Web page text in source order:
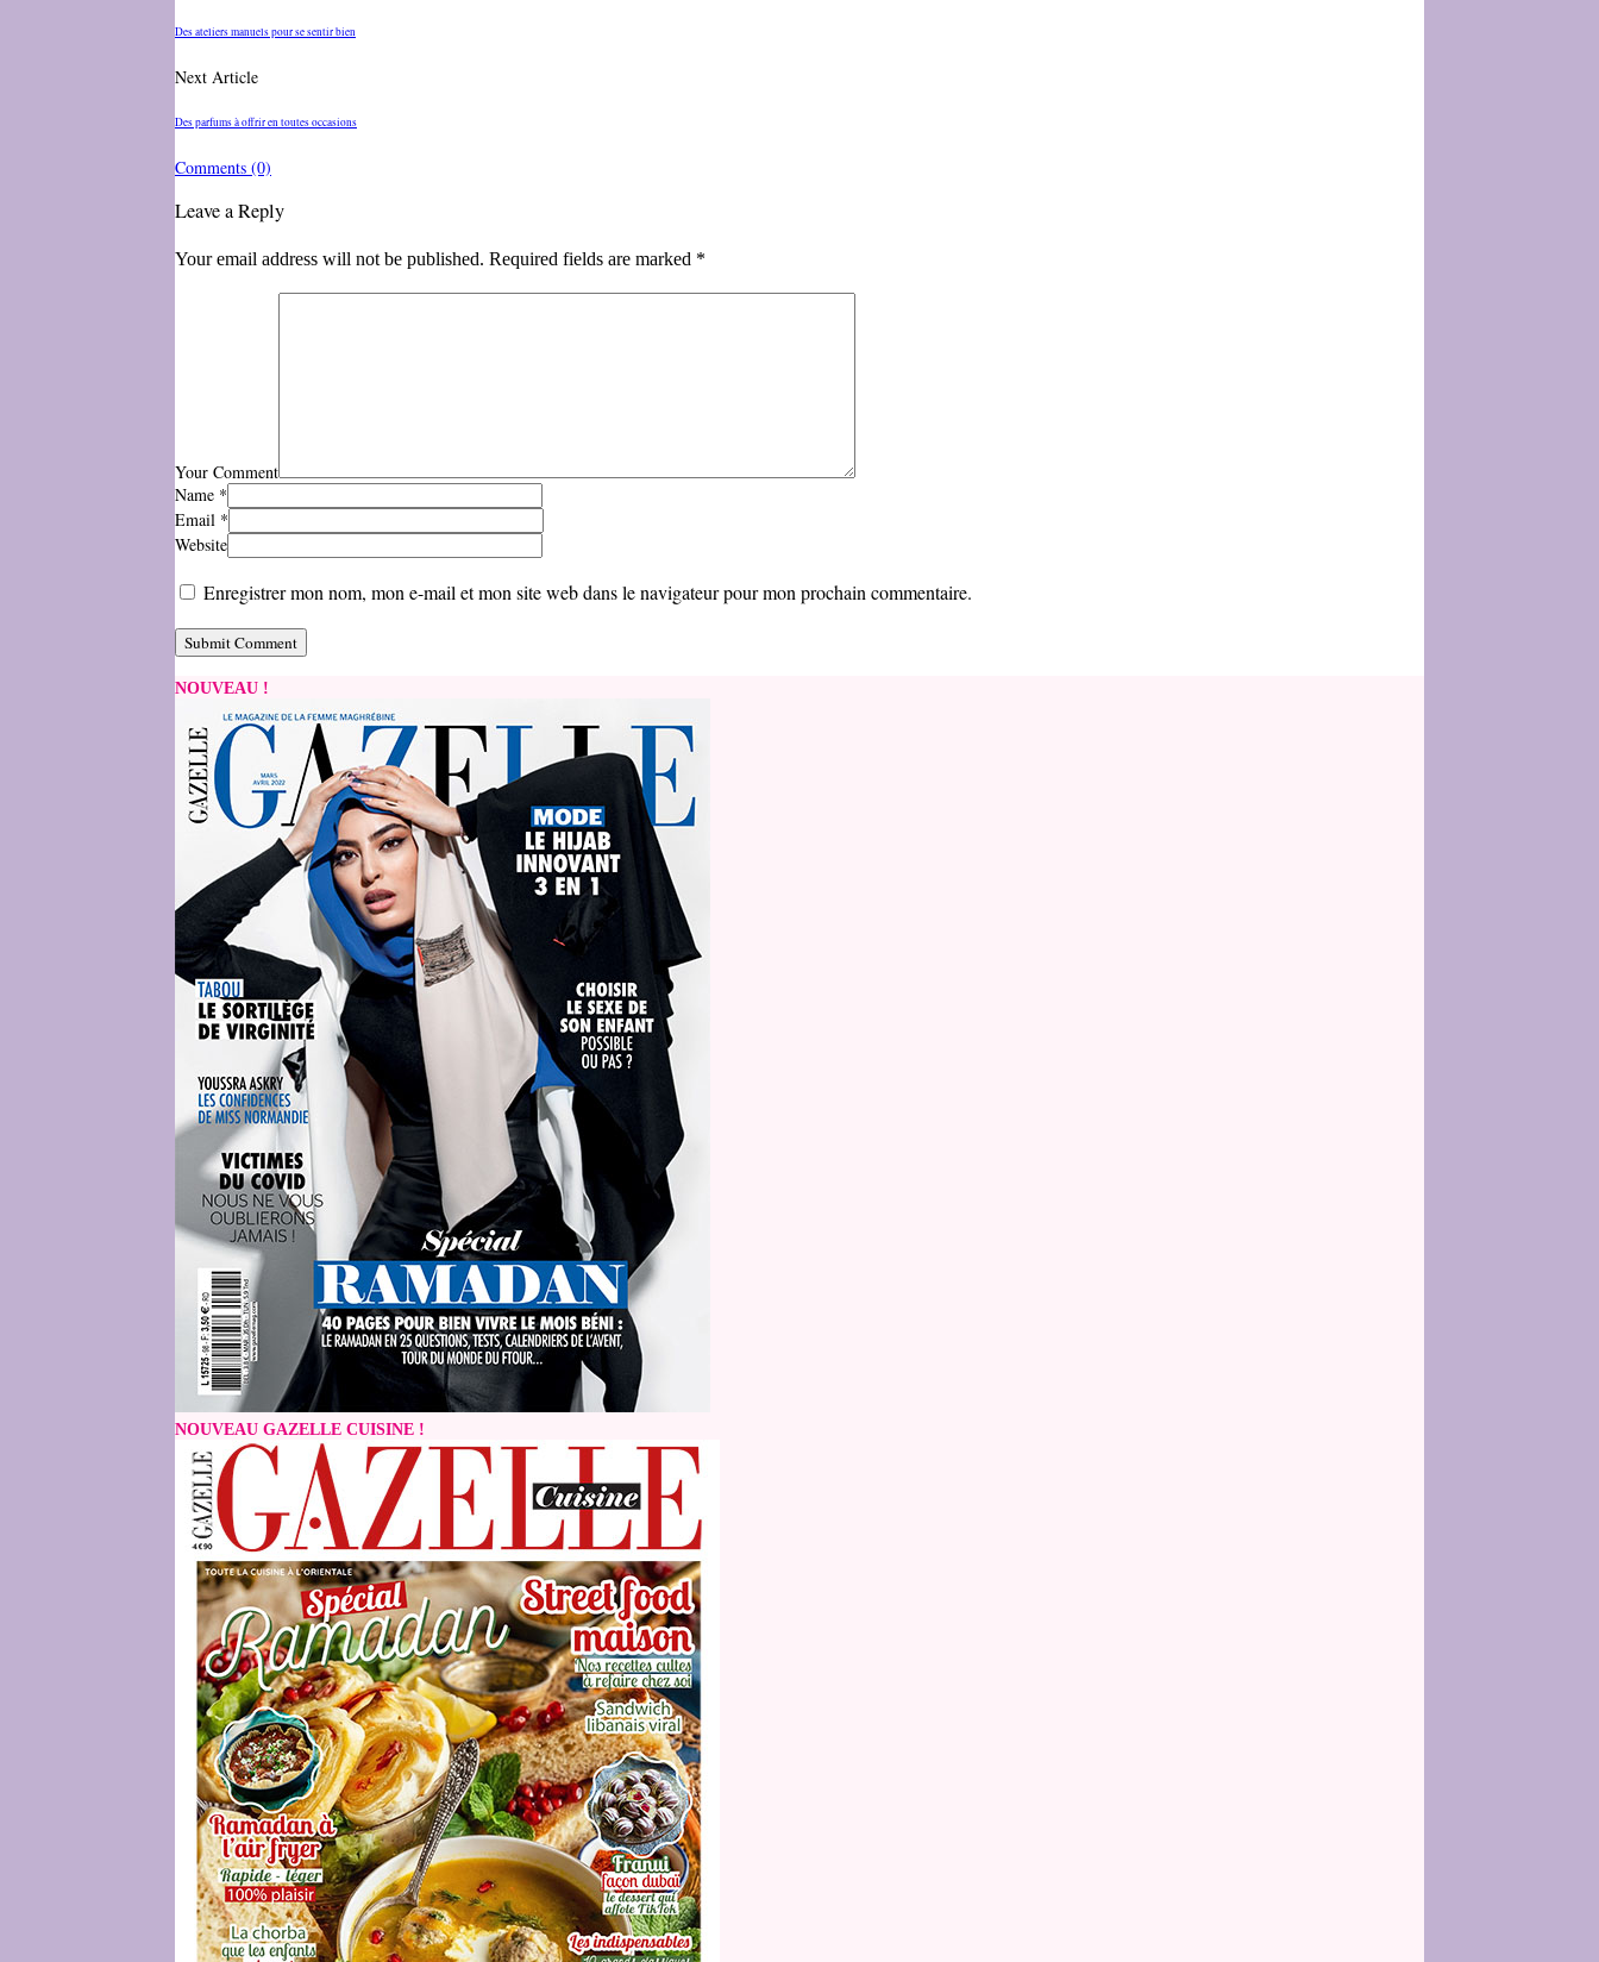
Des ateliers manuels pour se sentir bien
Next Article
Des parfums à offrir en toutes occasions
Comments (0)
Leave a Reply
Your email address will not be published. Required fields are marked *
Your Comment
Name *
Email *
Website
Enregistrer mon nom, mon e-mail et mon site web dans le navigateur pour mon prochain commentaire.
NOUVEAU !
NOUVEAU GAZELLE CUISINE !